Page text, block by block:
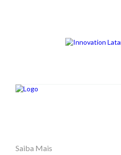
Saiba Mais